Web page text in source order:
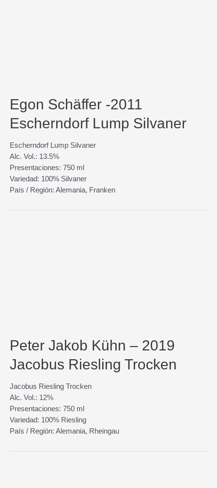
Egon Schäffer -2011
Escherndorf Lump Silvaner
Escherndorf Lump Silvaner
Alc. Vol.: 13.5%
Presentaciones: 750 ml
Variedad: 100% Silvaner
País / Región: Alemania, Franken
Peter Jakob Kühn – 2019
Jacobus Riesling Trocken
Jacobus Riesling Trocken
Alc. Vol.: 12%
Presentaciones: 750 ml
Variedad: 100% Riesling
País / Región: Alemania, Rheingau